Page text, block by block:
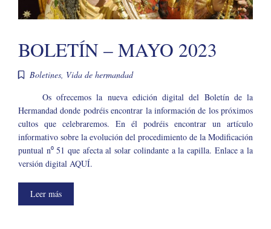
BOLETÍN – MAYO 2023
Boletines, Vida de hermandad
Os ofrecemos la nueva edición digital del Boletín de la
Hermandad donde podréis encontrar la información de los próximos
cultos que celebraremos. En él podréis encontrar un artículo
informativo sobre la evolución del procedimiento de la Modificación
puntual n⁰ 51 que afecta al solar colindante a la capilla. Enlace a la
versión digital AQUÍ.
Leer más